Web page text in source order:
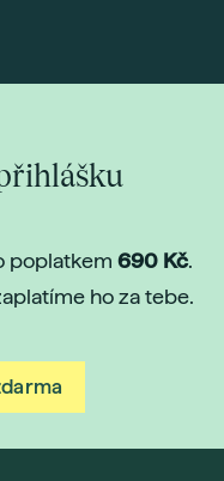
poplatkem 690 Kč.
ho za tebe.